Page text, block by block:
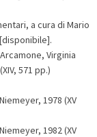
a cura di Mario
Virginia
571 pp.)
1978 (XV
1982 (XV